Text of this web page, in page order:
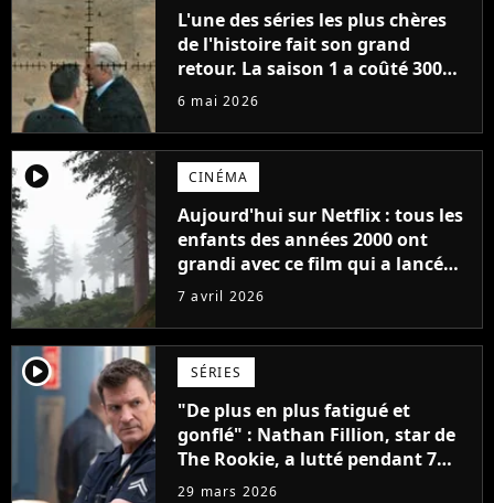
L'une des séries les plus chères
de l'histoire fait son grand
retour. La saison 1 a coûté 300
millions de dollars pour
6 mai 2026
player2 CINÉMA
Aujourd'hui sur Netflix : tous les
enfants des années 2000 ont
grandi avec ce film qui a lancé
l'une des plus grandes sagas
7 avril 2026
player2 SÉRIES
"De plus en plus fatigué et
gonflé" : Nathan Fillion, star de
The Rookie, a lutté pendant 7
ans avec un rôle qui le détruisait
29 mars 2026